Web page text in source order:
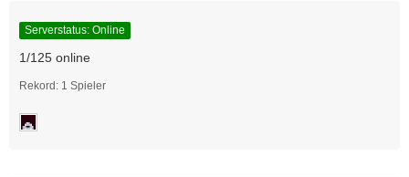
Serverstatus: Online
1/125 online
Rekord: 1 Spieler